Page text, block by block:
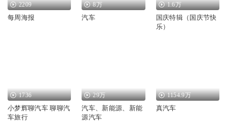
2209
每周海报
8万
汽车
1.6万
国庆特辑（国庆节快
乐）
1736
小梦辉聊汽车 聊聊汽
车旅行
29万
汽车、新能源、新能
源汽车
1154.9万
真汽车